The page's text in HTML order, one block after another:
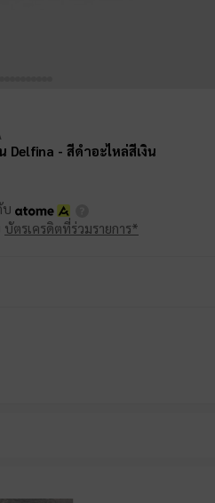
Delfina - สีดำอะไหล่สีเงิน
บ
บัตรเครดิตที่ร่วมรายการ*